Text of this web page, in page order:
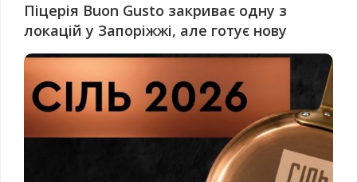
Піцерія Buon Gusto закриває одну з
локацій у Запоріжжі, але готує нову